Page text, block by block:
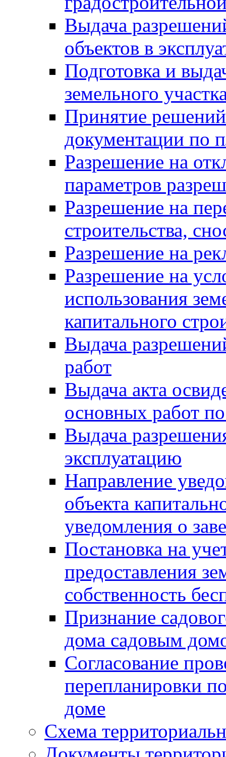
Выдача
объектов в
Подготовка и
земельного
Принятие
документации по
Разрешение на
параметров
Разрешение на
строительства,
Разрешение на
Разрешение на
использования
капитального
Выдача
работ
Выдача акта
основных работ
Выдача
эксплуатацию
Направление
объекта
уведомления о
Постановка на
предоставления
собственность
Признание
дома садовым
Согласование
перепланировки
доме
Схема